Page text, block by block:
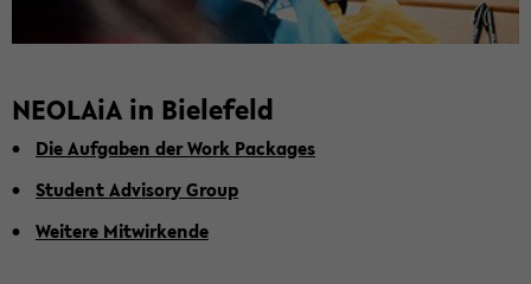
NEO­LA­iA in Bie­le­feld
Die Auf­ga­ben der Work Pack­a­ges
Stu­dent Ad­vi­so­ry Group
Wei­te­re Mit­wir­ken­de